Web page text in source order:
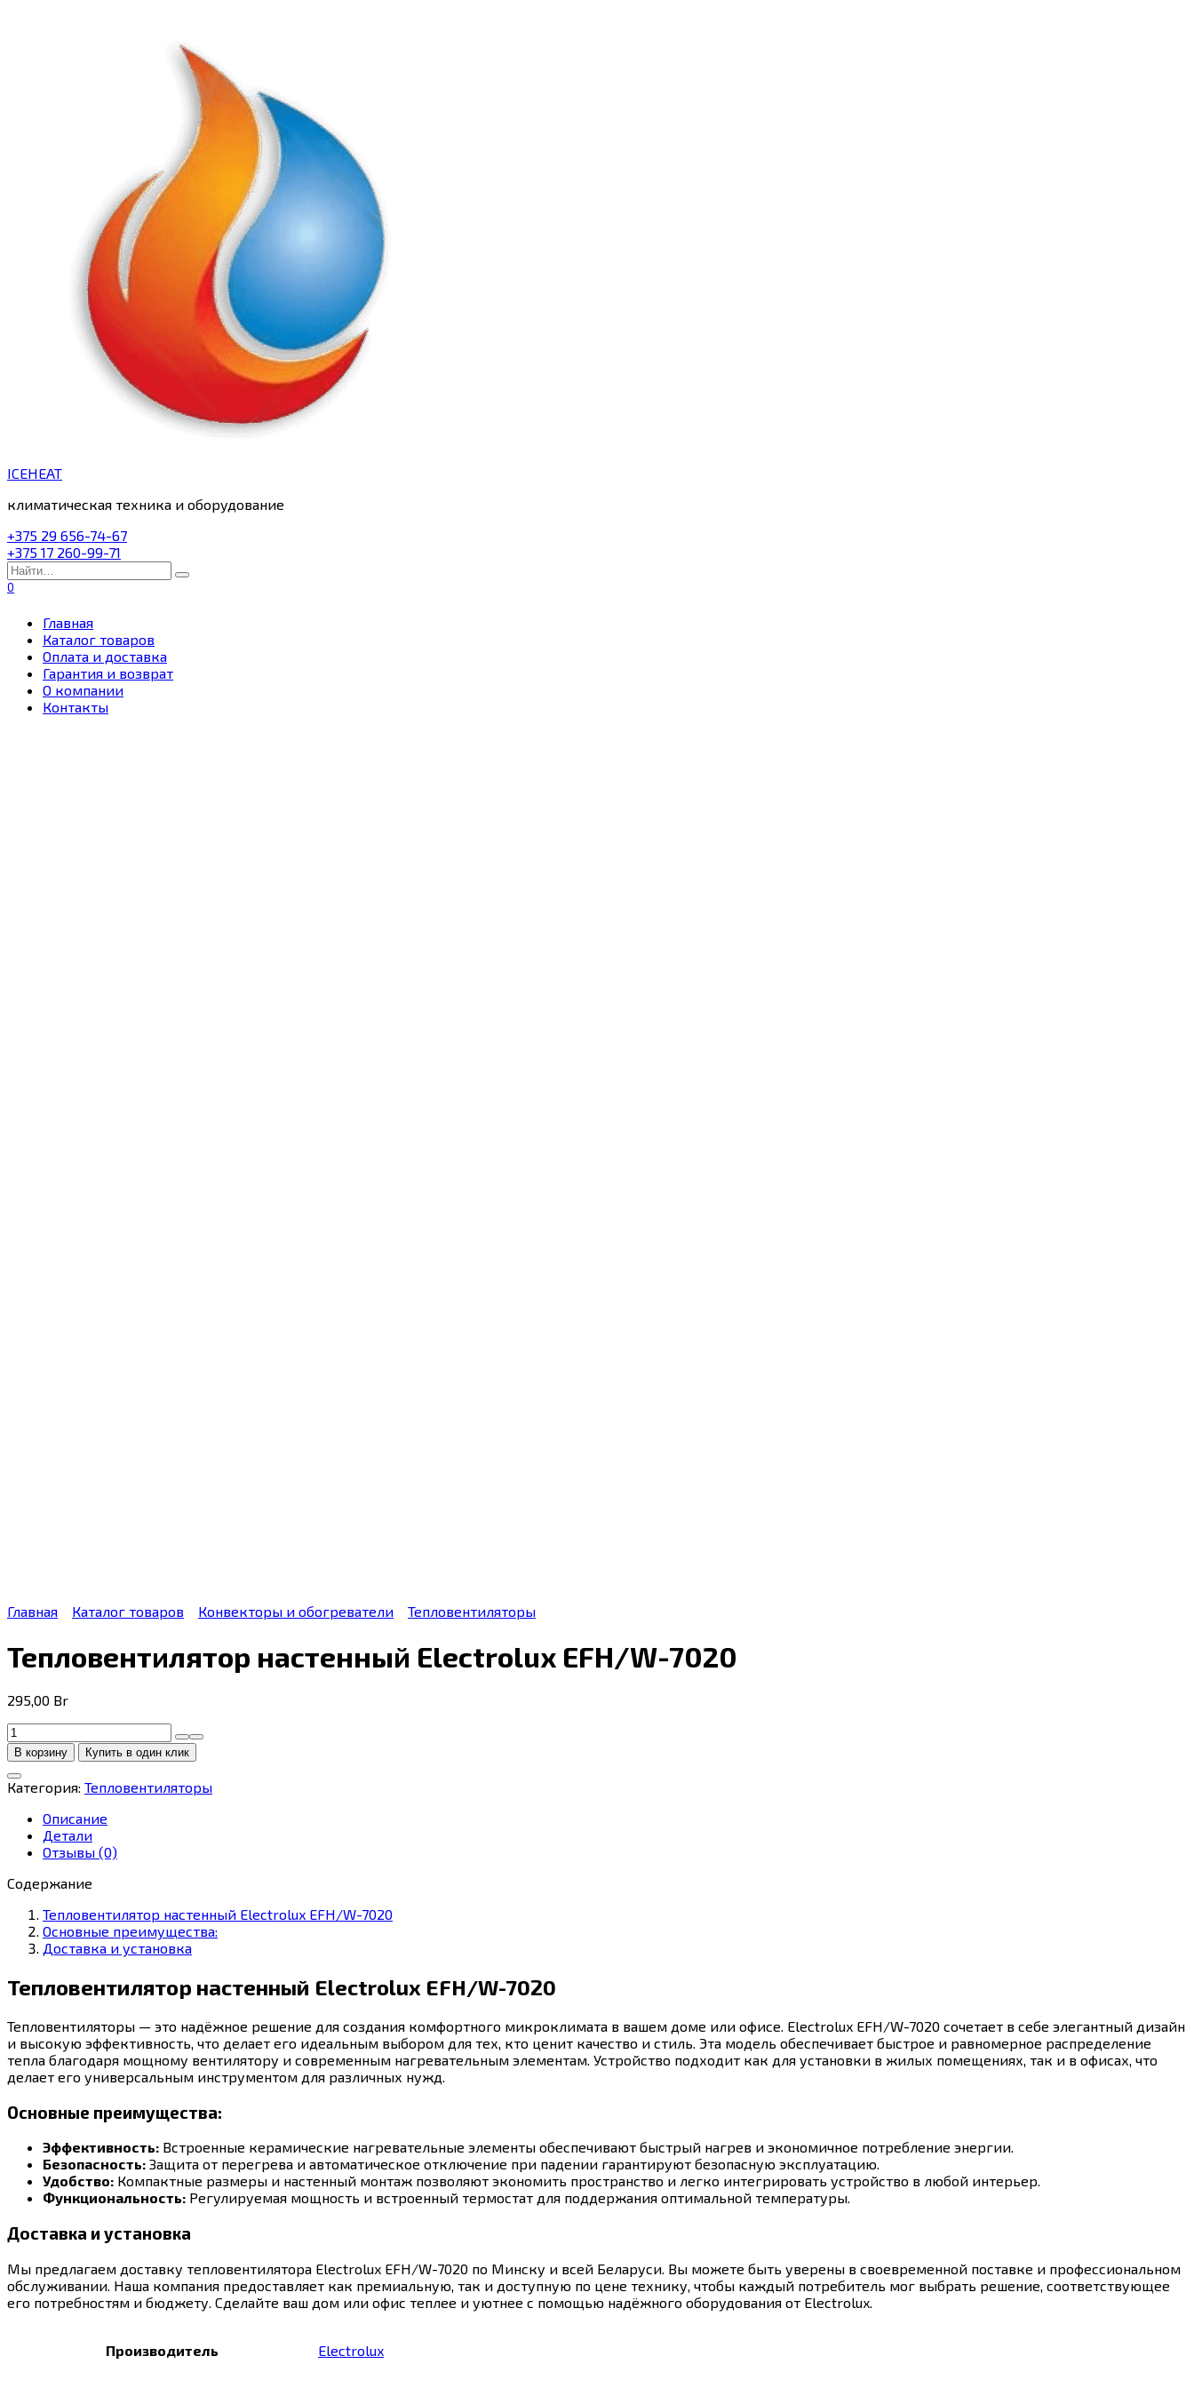
ICEHEAT
климатическая техника и оборудование
+375 29 656-74-67
+375 17 260-99-71
Search
for:
0
Главная
Каталог товаров
Оплата и доставка
Гарантия и возврат
О компании
Контакты
Главная Каталог товаров Конвекторы и обогреватели Тепловентиляторы
Тепловентилятор настенный Electrolux EFH/W-7020
295,00 Br
Количество
товара
Тепловентилятор
настенный
Electrolux
EFH/W-
7020
В корзину Купить в один клик
Категория: Тепловентиляторы
Описание
Детали
Отзывы (0)
Содержание
Тепловентилятор настенный Electrolux EFH/W-7020
Основные преимущества:
Доставка и установка
Тепловентилятор настенный Electrolux EFH/W-7020
Тепловентиляторы — это надёжное решение для создания комфортного микроклимата в вашем доме или офисе. Electrolux EFH/W-7020 сочетает в себе элегантный дизайн
и высокую эффективность, что делает его идеальным выбором для тех, кто ценит качество и стиль. Эта модель обеспечивает быстрое и равномерное распределение
тепла благодаря мощному вентилятору и современным нагревательным элементам. Устройство подходит как для установки в жилых помещениях, так и в офисах, что
делает его универсальным инструментом для различных нужд.
Основные преимущества:
Эффективность: Встроенные керамические нагревательные элементы обеспечивают быстрый нагрев и экономичное потребление энергии.
Безопасность: Защита от перегрева и автоматическое отключение при падении гарантируют безопасную эксплуатацию.
Удобство: Компактные размеры и настенный монтаж позволяют экономить пространство и легко интегрировать устройство в любой интерьер.
Функциональность: Регулируемая мощность и встроенный термостат для поддержания оптимальной температуры.
Доставка и установка
Мы предлагаем доставку тепловентилятора Electrolux EFH/W-7020 по Минску и всей Беларуси. Вы можете быть уверены в своевременной поставке и профессиональном
обслуживании. Наша компания предоставляет как премиальную, так и доступную по цене технику, чтобы каждый потребитель мог выбрать решение, соответствующее
его потребностям и бюджету. Сделайте ваш дом или офис теплее и уютнее с помощью надёжного оборудования от Electrolux.
Производитель Electrolux